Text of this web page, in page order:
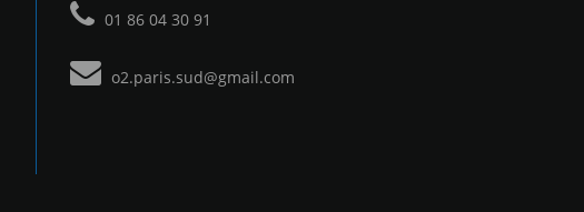
01 86 04 30 91
o2.paris.sud@gmail.com